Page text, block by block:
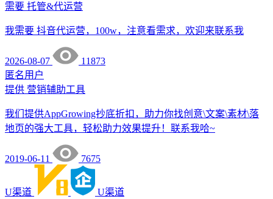
需要 托管&代运营
我需要 抖音代运营，100w，注意看需求，欢迎来联系我
2026-08-07
11873
匿名用户
提供 营销辅助工具
我们提供AppGrowing抄底折扣，助力你找创意\文案\素材\落
地页的强大工具，轻松助力效果提升！联系我哈~
2019-06-11 7675
U渠道
U渠道